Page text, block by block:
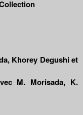
Khorey Degushi et
M. Morisada, K.